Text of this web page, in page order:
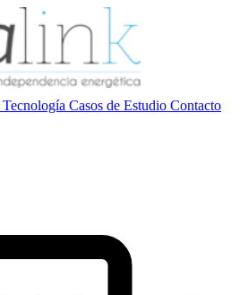
Tecnología Casos de Estudio Contacto